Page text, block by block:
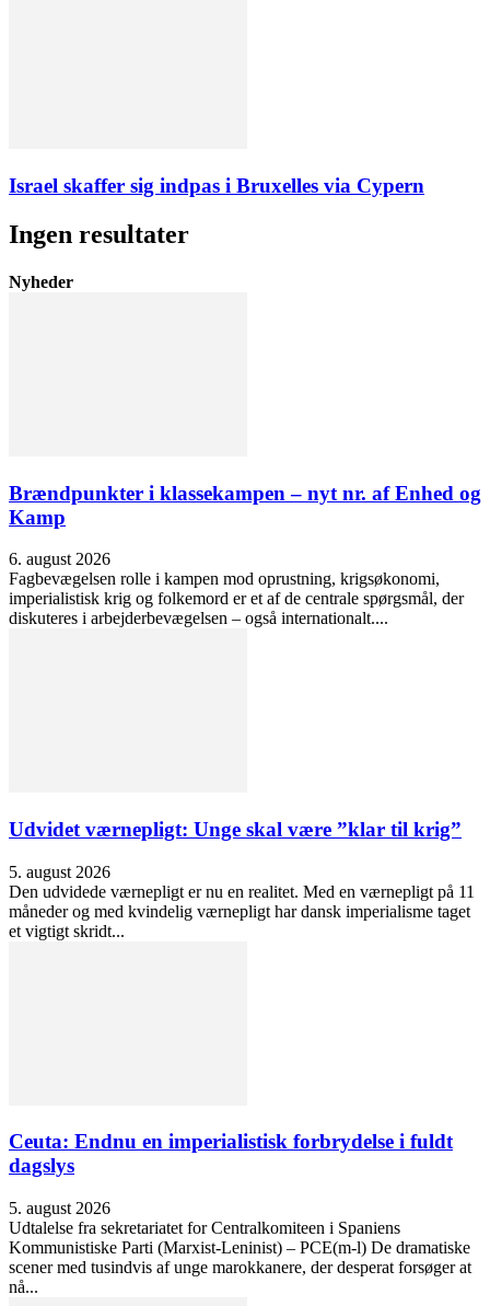
Israel skaffer sig indpas i Bruxelles via Cypern
Ingen resultater
Nyheder
Brændpunkter i klassekampen – nyt nr. af Enhed og
Kamp
6. august 2026
Fagbevægelsen rolle i kampen mod oprustning, krigsøkonomi,
imperialistisk krig og folkemord er et af de centrale spørgsmål, der
diskuteres i arbejderbevægelsen – også internationalt....
Udvidet værnepligt: Unge skal være ”klar til krig”
5. august 2026
Den udvidede værnepligt er nu en realitet. Med en værnepligt på 11
måneder og med kvindelig værnepligt har dansk imperialisme taget
et vigtigt skridt...
Ceuta: Endnu en imperialistisk forbrydelse i fuldt
dagslys
5. august 2026
Udtalelse fra sekretariatet for Centralkomiteen i Spaniens
Kommunistiske Parti (Marxist-Leninist) – PCE(m-l) De dramatiske
scener med tusindvis af unge marokkanere, der desperat forsøger at
nå...